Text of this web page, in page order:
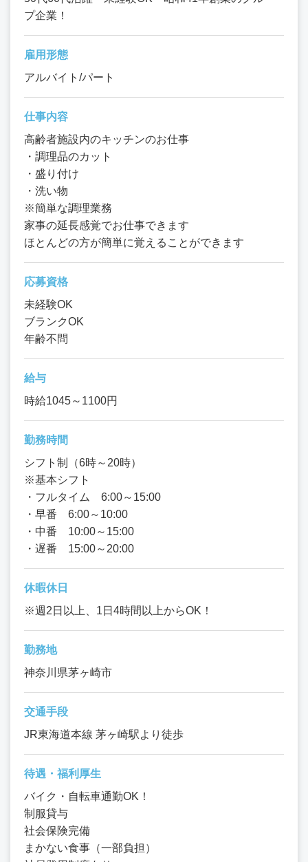
プ企業！
雇用形態
アルバイト/パート
仕事内容
高齢者施設内のキッチンのお仕事
・調理品のカット
・盛り付け
・洗い物
※簡単な調理業務
家事の延長感覚でお仕事できます
ほとんどの方が簡単に覚えることができます
応募資格
未経験OK
ブランクOK
年齢不問
給与
時給1045～1100円
勤務時間
シフト制（6時～20時）
※基本シフト
・フルタイム 6:00～15:00
・早番 6:00～10:00
・中番 10:00～15:00
・遅番 15:00～20:00
休暇休日
※週2日以上、1日4時間以上からOK！
勤務地
神奈川県茅ヶ崎市
交通手段
JR東海道本線 茅ヶ崎駅より徒歩
待遇・福利厚生
バイク・自転車通勤OK！
制服貸与
社会保険完備
まかない食事（一部負担）